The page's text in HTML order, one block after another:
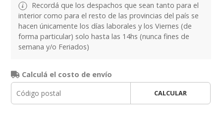
Recordá que los despachos que sean tanto para el
interior como para el resto de las provincias del país se
hacen únicamente los días laborales y los Viernes (de
forma particular) solo hasta las 14hs (nunca fines de
semana y/o Feriados)
Calculá el costo de envío
CALCULAR